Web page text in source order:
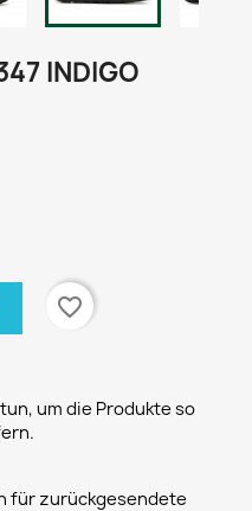
INDIGO
favorite_border
um die Produkte so
für zurückgesendete